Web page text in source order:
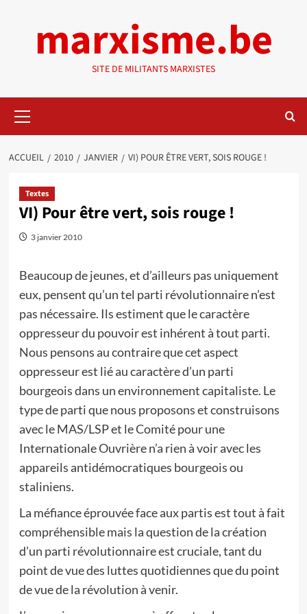
marxisme.be
SITE DE MILITANTS MARXISTES
principal
ACCUEIL 2010 JANVIER VI) POUR ÊTRE VERT, SOIS ROUGE !
Textes
VI) Pour être vert, sois rouge !
3 janvier 2010
Beaucoup de jeunes, et d’ailleurs pas uniquement
eux, pensent qu’un tel parti révolutionnaire n’est
pas nécessaire. Ils estiment que le caractère
oppresseur du pouvoir est inhérent à tout parti.
Nous pensons au contraire que cet aspect
oppresseur est lié au caractère d’un parti
bourgeois dans un environnement capitaliste. Le
type de parti que nous proposons et construisons
avec le MAS/LSP et le Comité pour une
Internationale Ouvrière n’a rien à voir avec les
appareils antidémocratiques bourgeois ou
staliniens.
La méfiance éprouvée face aux partis est tout à fait
compréhensible mais la question de la création
d’un parti révolutionnaire est cruciale, tant du
point de vue des luttes quotidiennes que du point
de vue de la révolution à venir.